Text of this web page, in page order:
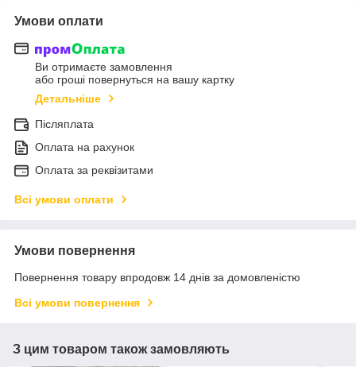
Умови оплати
Ви отримаєте замовлення
або гроші повернуться на вашу картку
Детальніше
Післяплата
Оплата на рахунок
Оплата за реквізитами
Всі умови оплати
Умови повернення
Повернення товару впродовж 14 днів за домовленістю
Всі умови повернення
З цим товаром також замовляють